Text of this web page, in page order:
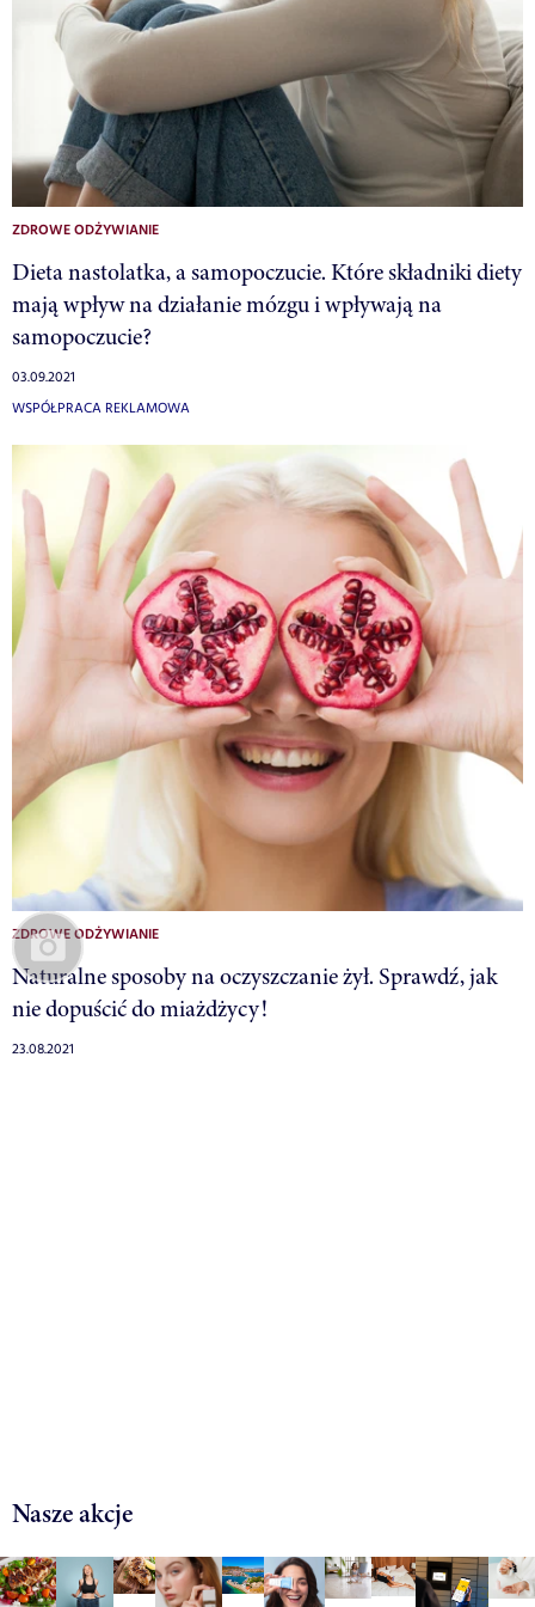
ZDROWE ODŻYWIANIE
Dieta nastolatka, a samopoczucie. Które składniki diety
mają wpływ na działanie mózgu i wpływają na
samopoczucie?
03.09.2021
WSPÓŁPRACA REKLAMOWA
ZDROWE ODŻYWIANIE
Naturalne sposoby na oczyszczanie żył. Sprawdź, jak
nie dopuścić do miażdżycy!
23.08.2021
Nasze akcje